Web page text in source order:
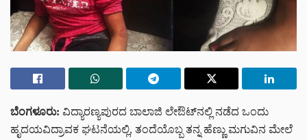
ಬೆಂಗಳೂರು: ವಿದ್ಯಾರಣ್ಯಪುರದ ಬಾಲಾಜಿ ಲೇಔಟ್‌ನಲ್ಲಿ ನಡೆದ ಒಂದು
ಹೃದಯವಿದ್ರಾವಕ ಘಟನೆಯಲ್ಲಿ, ತಂದೆಯೊಬ್ಬ ತನ್ನ ಹೆಣ್ಣು ಮಗುವಿನ ಮೇಲೆ